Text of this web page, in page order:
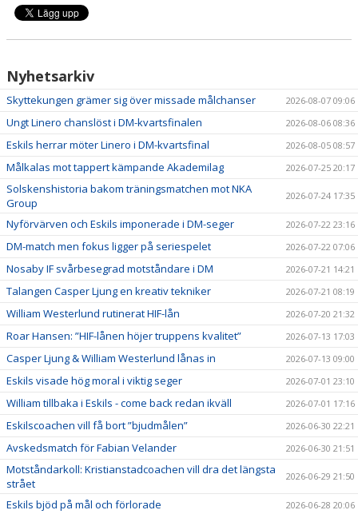
Nyhetsarkiv
Skyttekungen grämer sig över missade målchanser 2026-08-07 09:06
Ungt Linero chanslöst i DM-kvartsfinalen 2026-08-06 08:36
Eskils herrar möter Linero i DM-kvartsfinal 2026-08-05 08:57
Målkalas mot tappert kämpande Akademilag 2026-07-25 20:17
Solskenshistoria bakom träningsmatchen mot NKA
Group
2026-07-24 17:35
Nyförvärven och Eskils imponerade i DM-seger 2026-07-22 23:16
DM-match men fokus ligger på seriespelet 2026-07-22 07:06
Nosaby IF svårbesegrad motståndare i DM 2026-07-21 14:21
Talangen Casper Ljung en kreativ tekniker 2026-07-21 08:19
William Westerlund rutinerat HIF-lån 2026-07-20 21:32
Roar Hansen: ”HIF-lånen höjer truppens kvalitet” 2026-07-13 17:03
Casper Ljung & William Westerlund lånas in 2026-07-13 09:00
Eskils visade hög moral i viktig seger 2026-07-01 23:10
William tillbaka i Eskils - come back redan ikväll 2026-07-01 17:16
Eskilscoachen vill få bort ”bjudmålen” 2026-06-30 22:21
Avskedsmatch för Fabian Velander 2026-06-30 21:51
Motståndarkoll: Kristianstadcoachen vill dra det längsta
strået
2026-06-29 21:50
Eskils bjöd på mål och förlorade 2026-06-28 20:06